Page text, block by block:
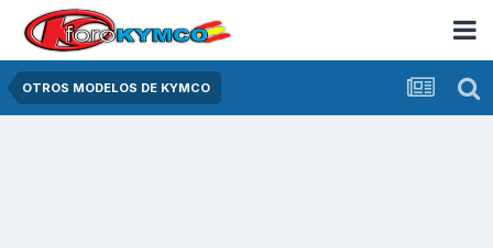
OTROS MODELOS DE KYMCO